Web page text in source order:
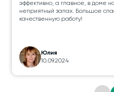
эффективно, а главное, в доме
неприятный запах. Большое
качественную работу!
Юлия
10.09.2024